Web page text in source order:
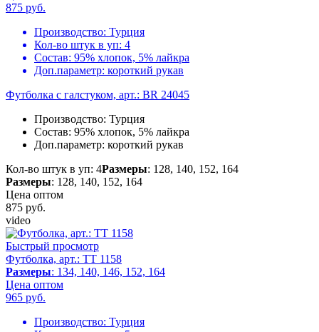
875 руб.
Производство: Турция
Кол-во штук в уп: 4
Состав: 95% хлопок, 5% лайкра
Доп.параметр: короткий рукав
Футболка с галстуком, арт.: BR 24045
Производство: Турция
Состав: 95% хлопок, 5% лайкра
Доп.параметр: короткий рукав
Кол-во штук в уп: 4Размеры: 128, 140, 152, 164
Размеры: 128, 140, 152, 164
Цена оптом
875 руб.
video
Быстрый просмотр
Футболка, арт.: TT 1158
Размеры: 134, 140, 146, 152, 164
Цена оптом
965 руб.
Производство: Турция